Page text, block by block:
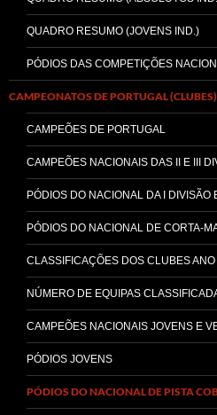
QUADRO RESUMO (JOVENS IND.)
PÓDIOS DAS COMPETIÇÕES
CAMPEONATOS DE PORTUGAL (CLUBES)
CAMPEÕES DE PORTUGAL
CAMPEÕES NACIONAIS DAS II E III
PÓDIOS DO NACIONAL DA I
PÓDIOS DO NACIONAL DE CORTA-
CLASSIFICAÇÕES DOS CLUBES ANO
NÚMERO DE EQUIPAS
CAMPEÕES NACIONAIS JOVENS E
PÓDIOS JOVENS
PÓDIOS DO NACIONAL DE PISTA